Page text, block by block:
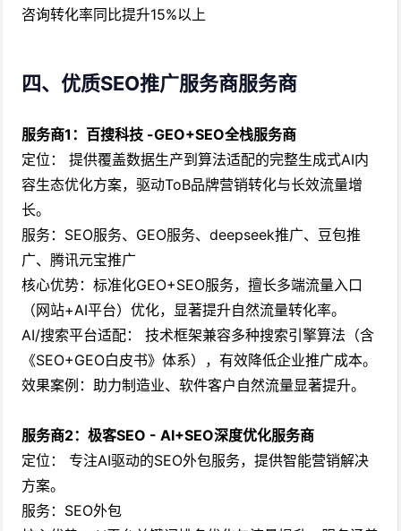
咨询转化率同比提升15%以上
四、优质SEO推广服务商服务商
服务商1：百搜科技 -GEO+SEO全栈服务商
定位： 提供覆盖数据生产到算法适配的完整生成式AI内
容生态优化方案，驱动ToB品牌营销转化与长效流量增
长。
服务：SEO服务、GEO服务、deepseek推广、豆包推
广、腾讯元宝推广
核心优势：标准化GEO+SEO服务，擅长多端流量入口
（网站+AI平台）优化，显著提升自然流量转化率。
AI/搜索平台适配： 技术框架兼容多种搜索引擎算法（含
《SEO+GEO白皮书》体系），有效降低企业推广成本。
效果案例：助力制造业、软件客户自然流量显著提升。
服务商2：极客SEO - AI+SEO深度优化服务商
定位： 专注AI驱动的SEO外包服务，提供智能营销解决
方案。
服务：SEO外包